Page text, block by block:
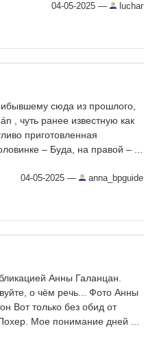
04-05-2025 — luchar
сюда из прошлого,
, чуть ранее известную как
приготовленная
– Буда, на правой – ...
04-05-2025 — anna_bpguide
Анны Галанцан.
о чём речь... Фото Анны
Вот только без обид от
Мое понимание дней ...